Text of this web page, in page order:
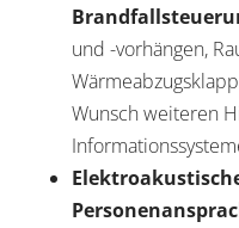
und -vorhängen,
Wunsch weiteren